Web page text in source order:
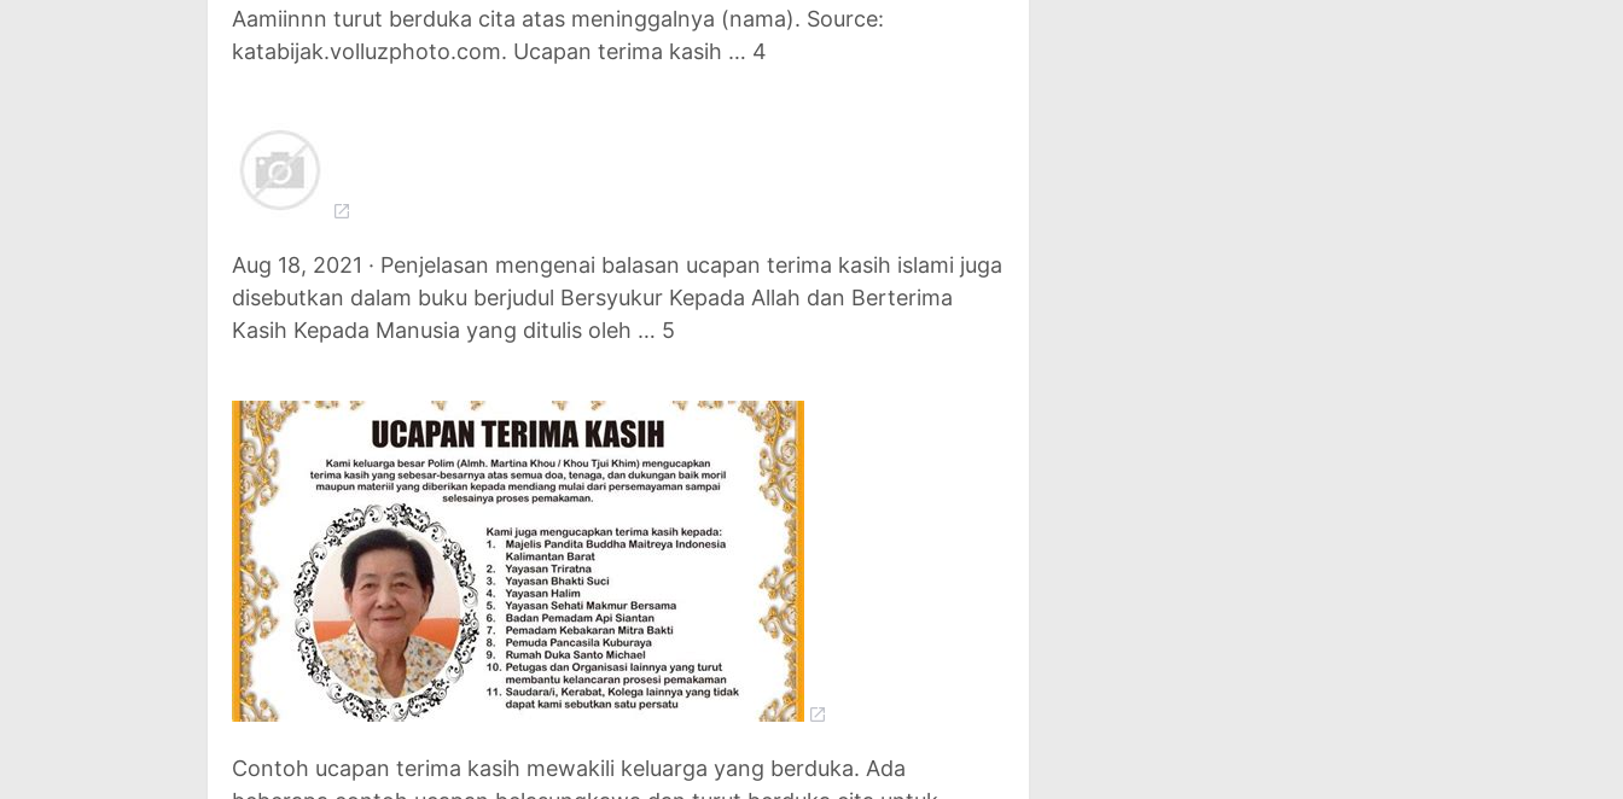
Aamiinnn turut berduka cita atas meninggalnya (nama). Source:
katabijak.volluzphoto.com. Ucapan terima kasih … 4
Aug 18, 2021 · Penjelasan mengenai balasan ucapan terima kasih islami juga
disebutkan dalam buku berjudul Bersyukur Kepada Allah dan Berterima
Kasih Kepada Manusia yang ditulis oleh … 5
Contoh ucapan terima kasih mewakili keluarga yang berduka. Ada